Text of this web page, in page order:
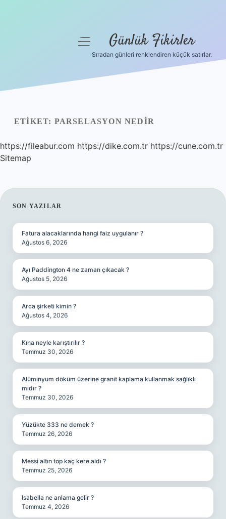
Yasal Uyarı
Hakkımızda
menüyü Günlük Fikirler
Sıradan günleri renklendiren küçük satırlar.
ETIKET: PARSELASYON NEDIR
https://fileabur.com https://dike.com.tr https://cune.com.tr
Sitemap
SIDEBAR
SON YAZILAR
Fatura alacaklarında hangi faiz uygulanır ?
Ağustos 6, 2026
Ayı Paddington 4 ne zaman çıkacak ?
Ağustos 5, 2026
Arca şirketi kimin ?
Ağustos 4, 2026
Kına neyle karıştırılır ?
Temmuz 30, 2026
Alüminyum döküm üzerine granit kaplama kullanmak sağlıklı
mıdır ?
Temmuz 30, 2026
Yüzükte 333 ne demek ?
Temmuz 26, 2026
Messi altın top kaç kere aldı ?
Temmuz 25, 2026
Isabella ne anlama gelir ?
Temmuz 4, 2026